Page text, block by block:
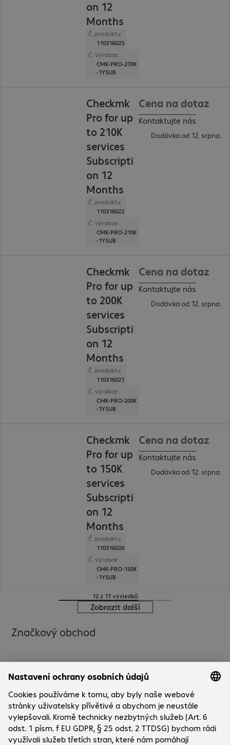
on 12
Months
Č. produktu:
110316023
Č. výrobce:
CMK-PRO-270K
-1YSUB
Checkmk
Pro for up
to 210K
services
Subscripti
on 12
Months
Č. produktu:
110316022
Č. výrobce:
CMK-PRO-210K
-1YSUB
Cena na dotaz
Kontaktujte nás
Dodávka od 12. srpna.
Checkmk
Pro for up
to 200K
services
Subscripti
on 12
Months
Č. produktu:
110316021
Č. výrobce:
CMK-PRO-200K
-1YSUB
Cena na dotaz
Kontaktujte nás
Dodávka od 12. srpna.
Checkmk
Pro for up
to 150K
services
Subscripti
on 12
Months
Č. produktu:
110316020
Č. výrobce:
CMK-PRO-150K
-1YSUB
Cena na dotaz
Kontaktujte nás
Dodávka od 12. srpna.
12 z 17 výsledků
Zobrazit další
Značkový obchod